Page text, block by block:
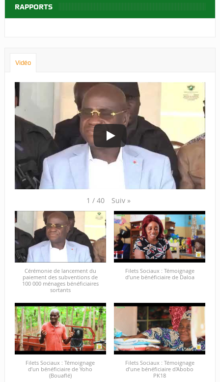
RAPPORTS
Vidéo
1 / 40 Suiv »
Cérémonie de lancement du
paiement des subventions de
100 000 ménages bénéficiaires
sortants
Filets Sociaux : Témoignage
d’une bénéficiaire de Daloa
Filets Sociaux : Témoignage
d’un bénéficiaire de Yoho
(Bouaflé)
Filets Sociaux : Témoignage
d’une bénéficiaire d'Abobo
PK18